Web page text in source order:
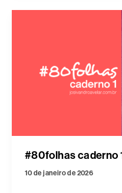
#80folhas caderno
10 de janeiro de 2026